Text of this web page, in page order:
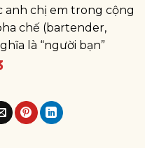
anh chị em trong cộng
chế (bartender,
là “người bạn”